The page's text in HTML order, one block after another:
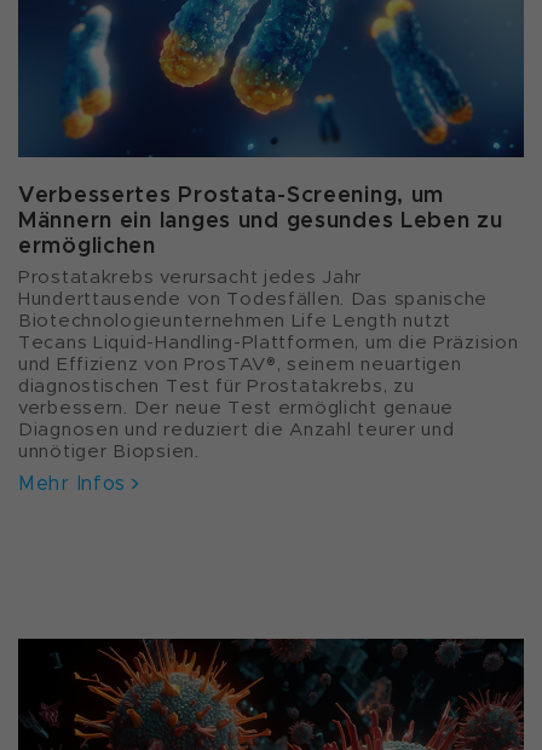
Verbessertes Prostata-Screening, um
Männern ein langes und gesundes Leben zu
ermöglichen
Prostatakrebs verursacht jedes Jahr
Hunderttausende von Todesfällen. Das spanische
Biotechnologieunternehmen Life Length nutzt
Tecans Liquid-Handling-Plattformen, um die Präzision
und Effizienz von ProsTAV®, seinem neuartigen
diagnostischen Test für Prostatakrebs, zu
verbessern. Der neue Test ermöglicht genaue
Diagnosen und reduziert die Anzahl teurer und
unnötiger Biopsien.
Mehr Infos